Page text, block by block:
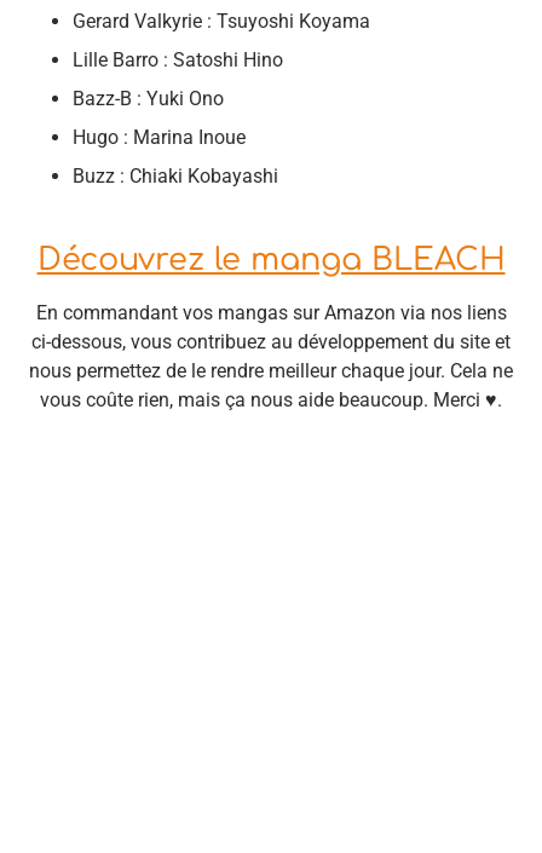
Gerard Valkyrie : Tsuyoshi Koyama
Lille Barro : Satoshi Hino
Bazz-B : Yuki Ono
Hugo : Marina Inoue
Buzz : Chiaki Kobayashi
Découvrez le manga BLEACH
En commandant vos mangas sur Amazon via nos liens
ci-dessous, vous contribuez au développement du site et
nous permettez de le rendre meilleur chaque jour. Cela ne
vous coûte rien, mais ça nous aide beaucoup. Merci ♥.